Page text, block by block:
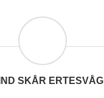
SKÅR ERTESVÅG